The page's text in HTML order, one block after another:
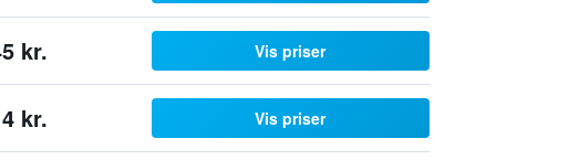
kr. Vis priser
kr. Vis priser